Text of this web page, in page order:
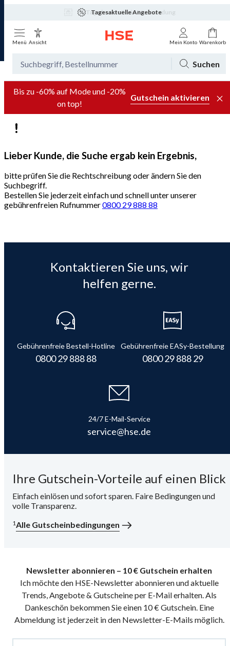
Tagesaktuelle Angebote
Menü Ansicht Mein Konto Warenkorb
Suchen
Bis zu -60% auf Mode und -20%
on top!
Gutschein aktivieren
Lieber Kunde, die Suche ergab kein Ergebnis,
bitte prüfen Sie die Rechtschreibung oder ändern Sie den
Suchbegriff.
Bestellen Sie jederzeit einfach und schnell unter unserer
gebührenfreien Rufnummer0800 29 888 88
Kontaktieren Sie uns, wir
helfen gerne.
Gebührenfreie Bestell-Hotline
0800 29 888 88
Gebührenfreie EASy-Bestellung
0800 29 888 29
24/7 E-Mail-Service
service@hse.de
Ihre Gutschein-Vorteile auf einen Blick
Einfach einlösen und sofort sparen. Faire Bedingungen und
volle Transparenz.
1Alle Gutscheinbedingungen
Newsletter abonnieren – 10 € Gutschein erhalten
Ich möchte den HSE-Newsletter abonnieren und aktuelle
Trends, Angebote & Gutscheine per E-Mail erhalten. Als
Dankeschön bekommen Sie einen 10 € Gutschein. Eine
Abmeldung ist jederzeit in den Newsletter-E-Mails möglich.